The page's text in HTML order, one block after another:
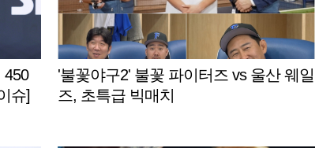
450
슈]
'불꽃야구2' 불꽃 파이터즈 vs 울산 웨일
즈, 초특급 빅매치